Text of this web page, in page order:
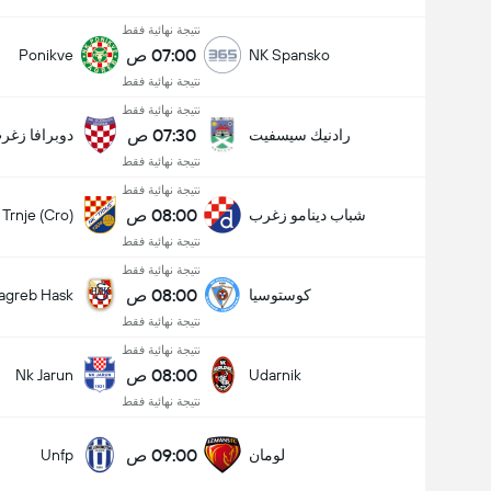
NK Spansko
نتيجة نهائية فقط
07:00 ص
نتيجة نهائية فقط
Ponikve
رادنيك سيسفيت
نتيجة نهائية فقط
07:30 ص
نتيجة نهائية فقط
دوبرافا
شباب دينامو زغرب
نتيجة نهائية فقط
08:00 ص
نتيجة نهائية فقط
Trnje (Cro)
كوستوسيا
نتيجة نهائية فقط
08:00 ص
نتيجة نهائية فقط
Hask
Udarnik
نتيجة نهائية فقط
08:00 ص
نتيجة نهائية فقط
Nk Jarun
لومان 09:00 ص Unfp